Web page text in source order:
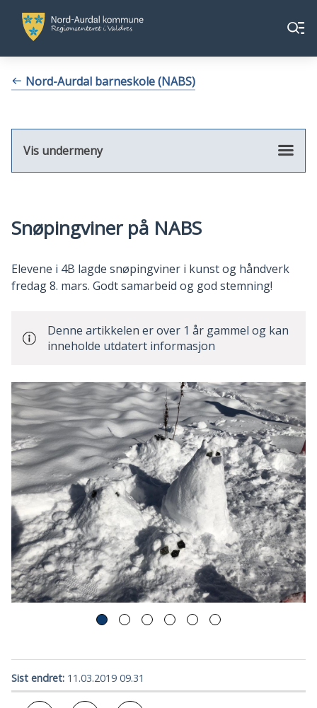
Nord-
Aurdal
kommune
Aurdal
kommune
Meny
Du Nord-Aurdal barneskole (NABS)
Vis undermeny
Snøpingviner på NABS
Elevene i 4B lagde snøpingviner i kunst og håndverk
fredag 8. mars. Godt samarbeid og god stemning!
Denne artikkelen er over 1 år gammel og kan
inneholde utdatert informasjon
Sist endret 11.03.2019 09.31